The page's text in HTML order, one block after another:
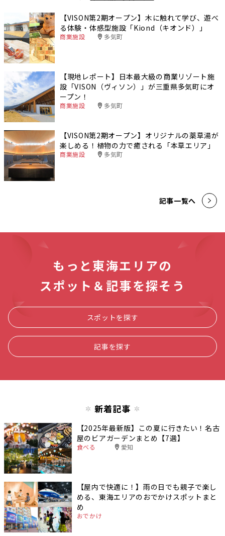
【VISON第2期オープン】木に触れて学び、遊べ
る体験・体感型施設「Kiond（キオンド）」
商業施設 多気町
【現地レポート】日本最大級の商業リゾート施
設「VISON（ヴィソン）」が三重県多気町にオ
ープン！
商業施設 多気町
【VISON第2期オープン】オリジナルの薬草湯が
楽しめる！植物の力で癒される「本草エリア」
商業施設 多気町
記事一覧へ
もっと東海エリアの
スポット＆記事を探そう
スポットを探す
記事を探す
新着記事
【2025年最新版】この夏に行きたい！名古
屋のビアガーデンまとめ【7選】
食べる 愛知
【屋内で快適に！】雨の日でも親子で楽し
める、東海エリアのおでかけスポットまと
め
おでかけ